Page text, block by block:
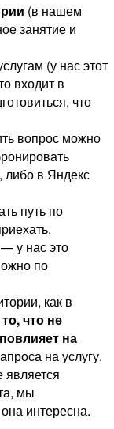
(в нашем
занятие и
(у нас этот
входит в
что
вопрос можно
либо в Яндекс
путь по
— у нас это
по
как в
что не
на
на услугу.
является
мы
интересна.